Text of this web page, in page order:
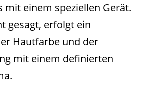
mit einem speziellen Gerät.
gesagt, erfolgt ein
Hautfarbe und der
mit einem definierten